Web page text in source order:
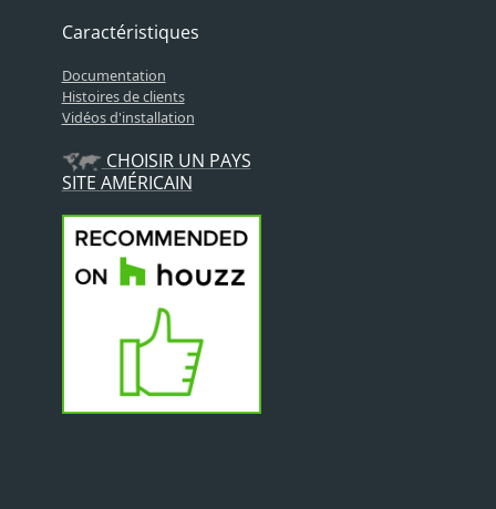
Caractéristiques
Documentation
Histoires de clients
Vidéos d'installation
CHOISIR UN PAYS
SITE AMÉRICAIN